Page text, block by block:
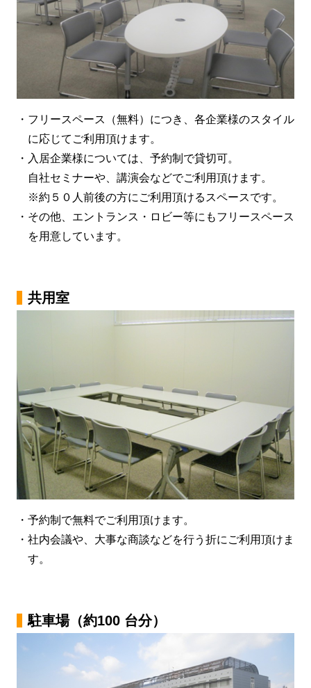
・フリースペース（無料）につき、各企業様のスタイル
に応じてご利用頂けます。
・入居企業様については、予約制で貸切可。
自社セミナーや、講演会などでご利用頂けます。
※約５０人前後の方にご利用頂けるスペースです。
・その他、エントランス・ロビー等にもフリースペース
を用意しています。
共用室
・予約制で無料でご利用頂けます。
・社内会議や、大事な商談などを行う折にご利用頂けま
す。
駐車場（約100 台分）